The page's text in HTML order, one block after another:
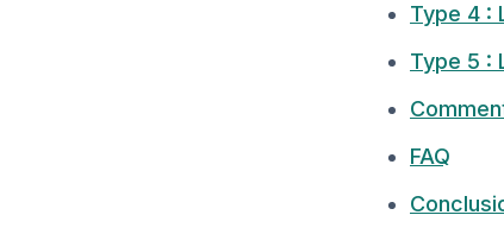
Type 4 :
Type 5 :
FAQ